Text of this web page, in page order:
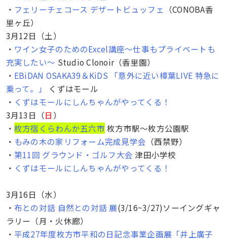
・ フェリーチェコース デザートビュッフェ
（CONOBA香
里ヶ丘）
3月12日（土）
・ ワイン女子のためのExcel講座～仕事もプライベートも
充実したい～ Studio Clonoir（香里園）
・ EBiDAN OSAKA39＆KiDS 「意外に近い樟葉LIVE 特急に
乗って。」
くずはモール
・ くずはモールにしんちゃんがやってくる！
3月13日（日 ）
・ 枚方宿くらわんか五六市 枚方市駅〜枚方公園駅
・ もみの木の家リフォーム完成見学会 （西禁野）
・ 第11回 グラウンド・ゴルフ大会 津田小学校
・ くずはモールにしんちゃんがやってくる！
3月16日（水）
・ 布との対話 自然との対話 展(3/16~3/27)ソーイングギャ
ラリー（月・火休廊）
・ 平成27年度枚方市平和の日記念事業企画展「井上廣子